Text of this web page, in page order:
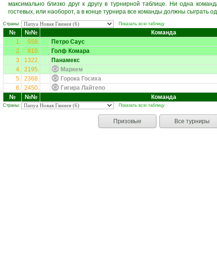
максимально близко друг к другу в турнирной таблице. Ни одна
гостевых, или наоборот, а в конце турнира все команды должны сыграть
Страны: Показать всю таблицу
№ №№
Команда
1.
558.
Петро Саус
2.
810.
Голф Комара
3. 1322.
Панамекс
4. 2195.
Маркем
5. 2368.
Горока Госиха
6. 2450.
Гигира Лайтепо
№
№№ Команда
Страны: Показать всю таблицу
Призовые Все турниры